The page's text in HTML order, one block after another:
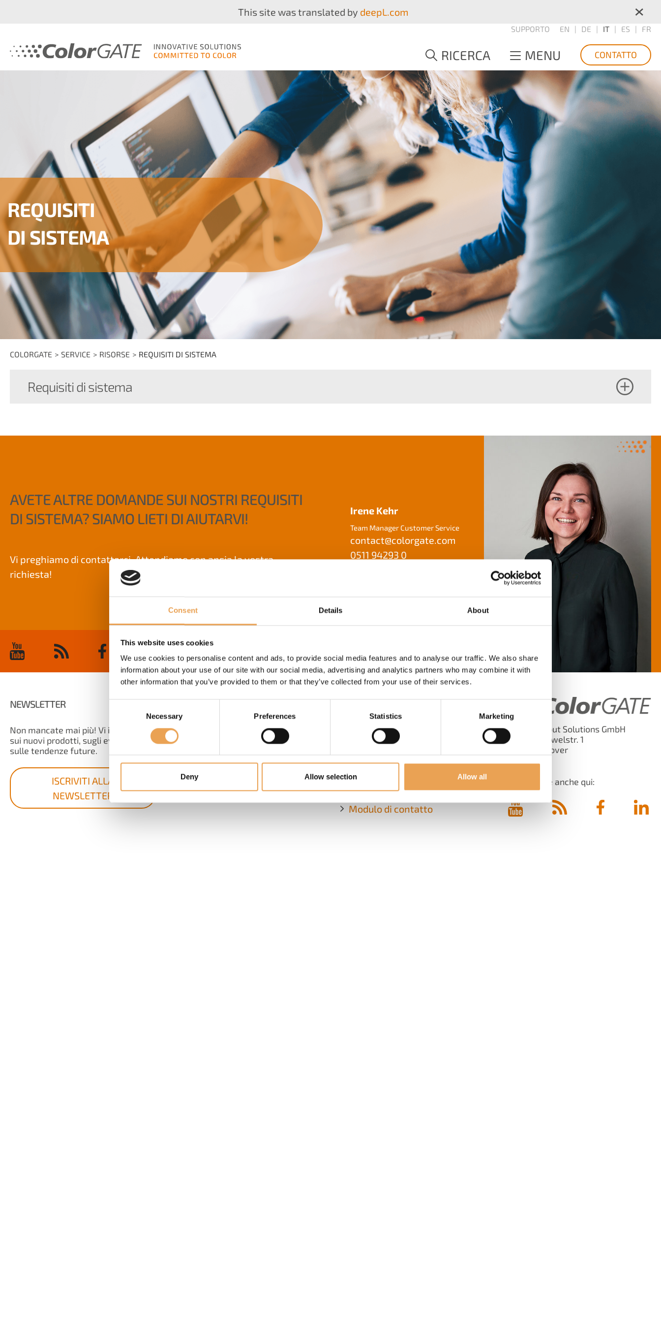
Consent Details About
This website uses cookies
We use cookies to personalise content and ads, to provide social media features and to analyse our traffic. We also share
information about your use of our site with our social media, advertising and analytics partners who may combine it with
other information that you’ve provided to them or that they’ve collected from your use of their services.
Necessary Preferences Statistics Marketing
Deny Allow selection Allow all
This site was translated by deepL.com ×
SUPPORTO EN DE IT ES FR
RICERCA MENU CONTATTO
REQUISITI
DI SISTEMA
COLORGATE SERVICE RISORSE REQUISITI DI SISTEMA
Requisiti di sistema
AVETE ALTRE DOMANDE SUI NOSTRI REQUISITI
DI SISTEMA? SIAMO LIETI DI AIUTARVI!
Vi preghiamo di contattarci. Attendiamo con ansia la vostra
richiesta!
Irene Kehr
Team Manager Customer Service
contact@colorgate.com
0511 94293 0
NEWSLETTER
Non mancate mai più! Vi informiamo
sui nuovi prodotti, sugli eventi e
sulle tendenze future.
ISCRIVITI ALLA
NEWSLETTER
Impronta
Informativa sulla privacy
Condizioni di utilizzo
Per domande non esitate a
contattarci:
+49 511 94293-0
ColorGATE Team
Modulo di contatto
Digital Output Solutions GmbH
Grosse Duewelstr. 1
30171 Hannover
Ci troverete anche qui: